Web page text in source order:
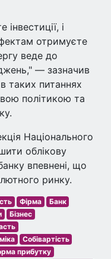
і
отримуєте
веде до
— зазначив
таких питаннях
політикою та
Національного
облікову
впевнені, що
ринку.
Фірма
Банк
Бізнес
Собівартість
прибутку